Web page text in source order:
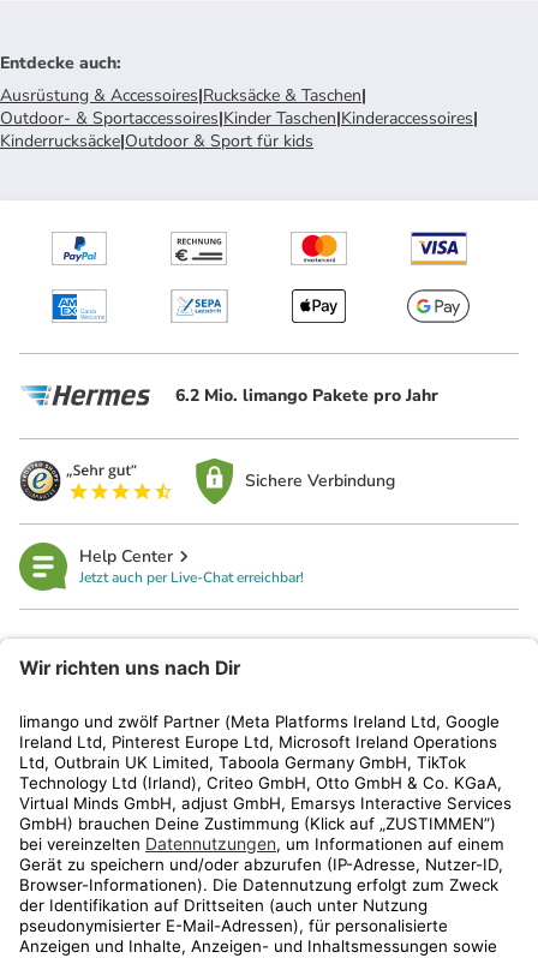
Entdecke auch:
Ausrüstung & Accessoires|Rucksäcke & Taschen|
Outdoor- & Sportaccessoires|Kinder Taschen|Kinderaccessoires|
Kinderrucksäcke|Outdoor & Sport für kids
6.2 Mio. limango Pakete pro Jahr
Sichere Verbindung
Help Center
Jetzt auch per Live-Chat erreichbar!
Kundenservice
Shop
Aktionen
Travel